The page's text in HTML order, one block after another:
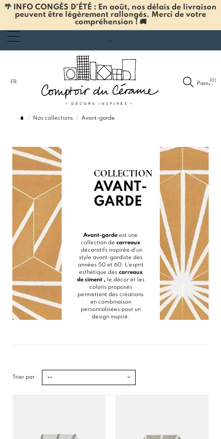
🌴 INFO CONGÉS D'ÉTÉ : En août, nos délais de livraison
peuvent être légèrement rallongés. Merci de votre
compréhension ! 🚚
FR Panier
(0)
Nos collections Avant-garde
COLLECTION
AVANT-
GARDE
Avant-garde est une
collection de carreaux
décoratifs inspirée d'un
style avant-gardiste des
années 50 et 60. L'esprit
esthétique des carreaux
de ciment , le décor et les
coloris proposés
permettent des créations
en combinaison
personnalisées pour un
design inspiré.
Trier par : --